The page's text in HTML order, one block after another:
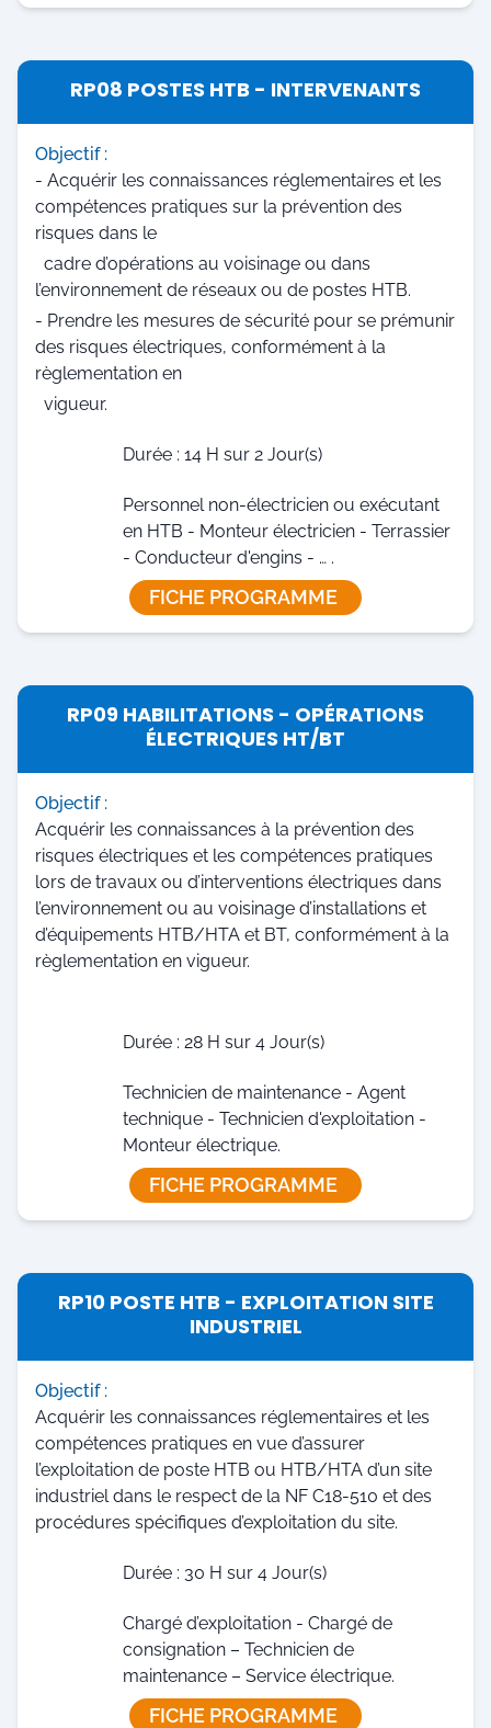
RP08 POSTES HTB - INTERVENANTS
Objectif :
- Acquérir les connaissances réglementaires et les
compétences pratiques sur la prévention des
risques dans le
cadre d’opérations au voisinage ou dans
l’environnement de réseaux ou de postes HTB.
- Prendre les mesures de sécurité pour se prémunir
des risques électriques, conformément à la
règlementation en
vigueur.
Durée : 14 H sur 2 Jour(s)
Personnel non-électricien ou exécutant
en HTB - Monteur électricien - Terrassier
- Conducteur d'engins - … .
FICHE PROGRAMME
RP09 HABILITATIONS - OPÉRATIONS
ÉLECTRIQUES HT/BT
Objectif :
Acquérir les connaissances à la prévention des
risques électriques et les compétences pratiques
lors de travaux ou d’interventions électriques dans
l’environnement ou au voisinage d’installations et
d’équipements HTB/HTA et BT, conformément à la
règlementation en vigueur.
Durée : 28 H sur 4 Jour(s)
Technicien de maintenance - Agent
technique - Technicien d'exploitation -
Monteur électrique.
FICHE PROGRAMME
RP10 POSTE HTB - EXPLOITATION SITE
INDUSTRIEL
Objectif :
Acquérir les connaissances réglementaires et les
compétences pratiques en vue d’assurer
l’exploitation de poste HTB ou HTB/HTA d’un site
industriel dans le respect de la NF C18-510 et des
procédures spécifiques d’exploitation du site.
Durée : 30 H sur 4 Jour(s)
Chargé d’exploitation - Chargé de
consignation – Technicien de
maintenance – Service électrique.
FICHE PROGRAMME